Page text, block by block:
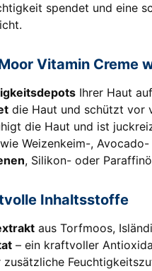
spendet und eine
Vitamin Creme
Ihrer Haut
die Haut und schützt vor
die Haut und ist
wie Weizenkeim-,
, Silikon- oder
Inhaltsstoffe
aus Torfmoos,
– ein kraftvoller
zusätzliche